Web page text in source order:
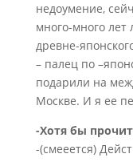
недоумение,
много-много лет
древне-
– палец по
подарили на
Москве. И я ее
-Хотя бы
-(смееется)